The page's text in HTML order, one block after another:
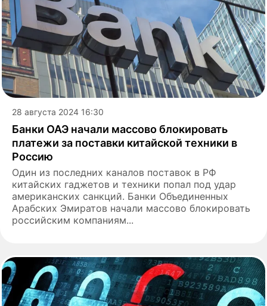
28 августа 2024 16:30
Банки ОАЭ начали массово блокировать
платежи за поставки китайской техники в
Россию
Один из последних каналов поставок в РФ
китайских гаджетов и техники попал под удар
американских санкций. Банки Объединенных
Арабских Эмиратов начали массово блокировать
российским компаниям...